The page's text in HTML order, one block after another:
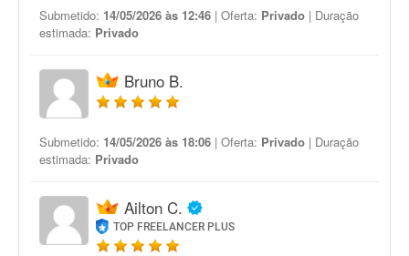
Submetido: 14/05/2026 às 12:46 | Oferta: Privado | Duração
estimada: Privado
Bruno B.
Submetido: 14/05/2026 às 18:06 | Oferta: Privado | Duração
estimada: Privado
Ailton C.
TOP FREELANCER PLUS